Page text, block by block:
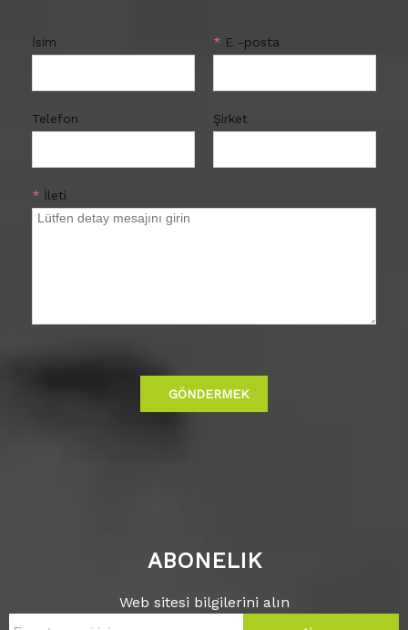
İsim * E -posta
Telefon Şirket
* İleti
GÖNDERMEK
ABONELIK
Web sitesi bilgilerini alın